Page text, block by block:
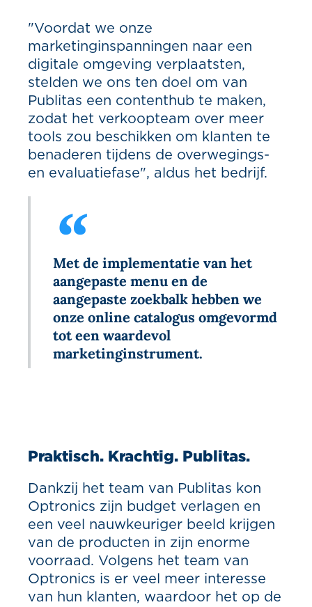
"Voordat we onze
marketinginspanningen naar een
digitale omgeving verplaatsten,
stelden we ons ten doel om van
Publitas een contenthub te maken,
zodat het verkoopteam over meer
tools zou beschikken om klanten te
benaderen tijdens de overwegings-
en evaluatiefase", aldus het bedrijf.
Met de implementatie van het
aangepaste menu en de
aangepaste zoekbalk hebben we
onze online catalogus omgevormd
tot een waardevol
marketinginstrument.
Praktisch. Krachtig. Publitas.
Dankzij het team van Publitas kon
Optronics zijn budget verlagen en
een veel nauwkeuriger beeld krijgen
van de producten in zijn enorme
voorraad. Volgens het team van
Optronics is er veel meer interesse
van hun klanten, waardoor het op de